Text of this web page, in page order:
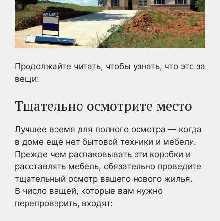
Продолжайте читать, чтобы узнать, что это за
вещи:
Тщательно осмотрите место
Лучшее время для полного осмотра — когда
в доме еще нет бытовой техники и мебели.
Прежде чем распаковывать эти коробки и
расставлять мебель, обязательно проведите
тщательный осмотр вашего нового жилья.
В число вещей, которые вам нужно
перепроверить, входят: